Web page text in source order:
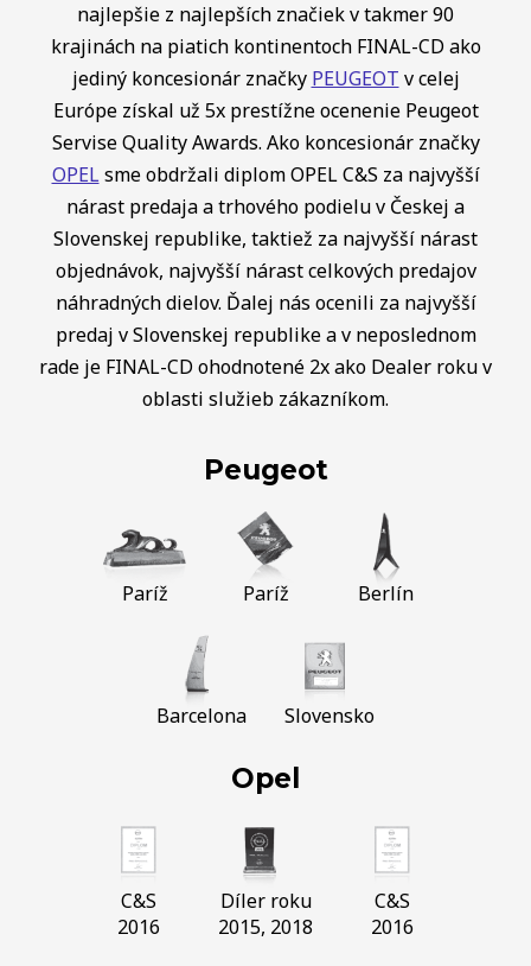
najlepšie z najlepších značiek v takmer 90
krajinách na piatich kontinentoch FINAL-CD ako
jediný koncesionár značky PEUGEOT v celej
Európe získal už 5x prestížne ocenenie Peugeot
Servise Quality Awards. Ako koncesionár značky
OPELsme obdržali diplom OPEL C&S za najvyšší
nárast predaja a trhového podielu v Českej a
Slovenskej republike, taktiež za najvyšší nárast
objednávok, najvyšší nárast celkových predajov
náhradných dielov. Ďalej nás ocenili za najvyšší
predaj v Slovenskej republike a v neposlednom
rade je FINAL-CD ohodnotené 2x ako Dealer roku v
oblasti služieb zákazníkom.
Peugeot
Paríž Paríž Berlín
Barcelona Slovensko
Opel
C&S
2016
Díler roku
2015, 2018
C&S
2016